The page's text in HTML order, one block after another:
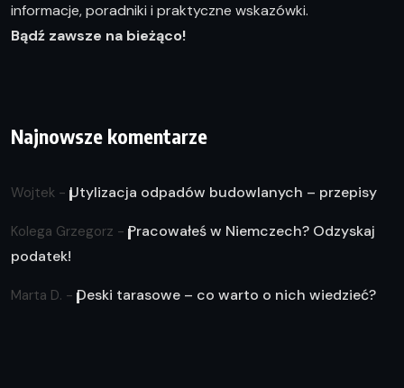
informacje, poradniki i praktyczne wskazówki.
Bądź zawsze na bieżąco!
Najnowsze komentarze
Wojtek - Utylizacja odpadów budowlanych – przepisy
Kolega Grzegorz - Pracowałeś w Niemczech? Odzyskaj
podatek!
Marta D. - Deski tarasowe – co warto o nich wiedzieć?